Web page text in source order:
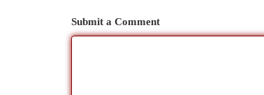
Submit a Comment